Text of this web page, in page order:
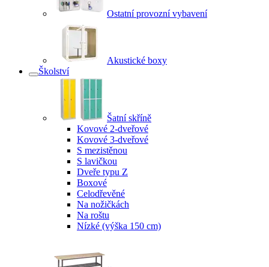
Ostatní provozní vybavení
Akustické boxy
Školství
Šatní skříně
Kovové 2-dveřové
Kovové 3-dveřové
S mezistěnou
S lavičkou
Dveře typu Z
Boxové
Celodřevěné
Na nožičkách
Na roštu
Nízké (výška 150 cm)